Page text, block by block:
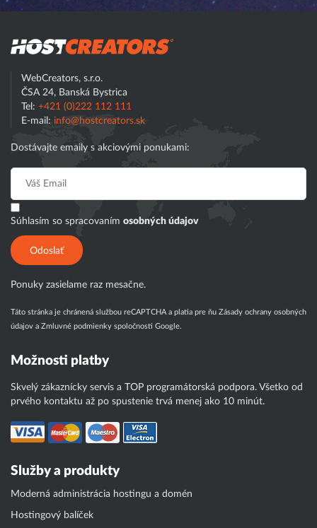
WebCreators, s.r.o.
ČSA 24, Banská Bystrica
Tel: +421 (0)222 112 111
E-mail: info@hostcreators.sk
Dostávajte emaily s akciovými ponukami:
Súhlasím so spracovaním osobných údajov
Odoslať
Ponuky zasielame raz mesačne.
Táto stránka je chránená službou reCAPTCHA a platia pre ňu Zásady ochrany osobných
údajov a Zmluvné podmienky spoločnosti Google.
Možnosti platby
Skvelý zákaznícky servis a TOP programátorská podpora. Všetko od
prvého kontaktu až po spustenie trvá menej ako 10 minút.
Služby a produkty
Moderná administrácia hostingu a domén
Hostingový balíček